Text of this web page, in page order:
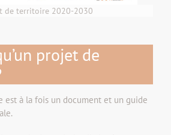
de territoire 2020-2030
projet de
est à la fois un document et un guide